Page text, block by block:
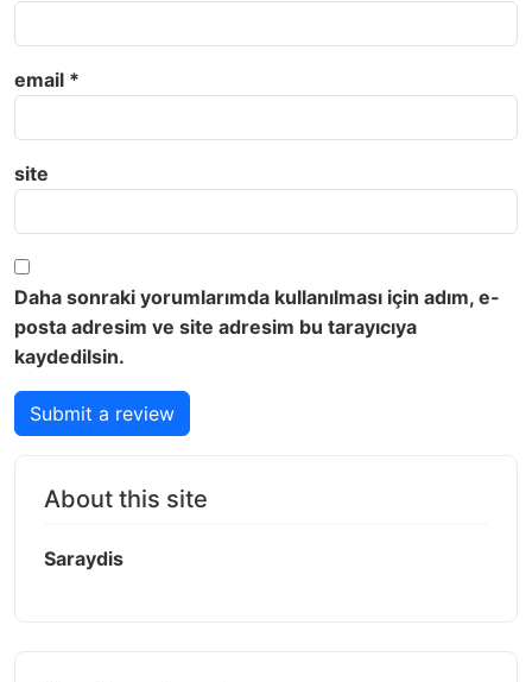
email *
site
Daha sonraki yorumlarımda kullanılması için adım, e-
posta adresim ve site adresim bu tarayıcıya
kaydedilsin.
Submit a review
About this site
Saraydis